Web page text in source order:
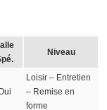
Niveau
Loisir – Entretien
– Remise en
forme